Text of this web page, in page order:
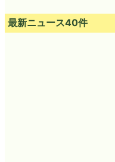
最新ニュース40件